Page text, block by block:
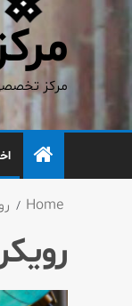
مرکز
Home